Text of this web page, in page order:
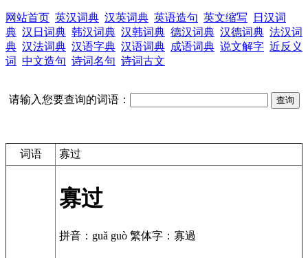
网站首页 英汉词典 汉英词典 英语造句 英文缩写
日汉词
典 汉日词典 韩汉词典 汉韩词典 德汉词典 汉德词典 法汉词
典 汉法词典 汉语字典 汉语词典 成语词典 说文解字 近反义
词 中文造句 诗词名句 诗词古文
请输入您要查询的词语：
词语 寡过
寡过
拼音：guǎ guò 繁体字：寡過